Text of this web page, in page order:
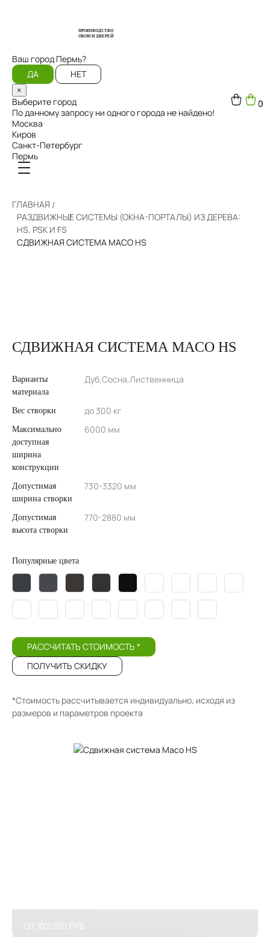
ПРОИЗВОДСТВО
ОКОН И ДВЕРЕЙ
Ваш город Пермь?
ДА
НЕТ
×
Выберите город
По данному запросу ни одного города не найдено!
Москва
Киров
Санкт-Петербург
Пермь
0
0
ГЛАВНАЯ
РАЗДВИЖНЫЕ СИСТЕМЫ (ОКНА-ПОРТАЛЫ) ИЗ ДЕРЕВА:
HS, PSK И FS
СДВИЖНАЯ СИСТЕМА MACO HS
СДВИЖНАЯ СИСТЕМА MACO HS
Варианты
материала
Дуб,Сосна,Лиственница
Вес створки до 300 кг
Максимально
доступная
ширина
конструкции
6000 мм
Допустимая
ширина створки
730-3320 мм
Допустимая
высота створки
770-2880 мм
Популярные цвета
РАССЧИТАТЬ СТОИМОСТЬ *
ПОЛУЧИТЬ СКИДКУ
*Стоимость рассчитывается индивидуально, исходя из
размеров и параметров проекта
ОТ 102 200 РУБ